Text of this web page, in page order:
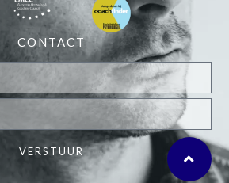
CONTACT
VERSTUUR